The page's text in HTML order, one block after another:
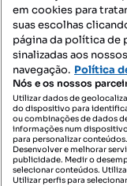
em cookies para
suas escolhas
página da política de
sinalizadas aos
navegação. Política
Nós e os nossos
Utilizar dados de
do dispositivo para
ou combinações de dados
informações num
para personalizar
Desenvolver e melhorar
publicidade. Medir o
selecionar conteúdos.
Utilizar perfis para